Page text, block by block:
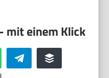
Telegram Buffer